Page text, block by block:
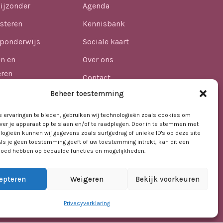
Beheer toestemming
ervaringen te bieden, gebruiken wij technologieën zoals cookies om
je apparaat op te slaan en/of te raadplegen. Door in te stemmen met
kunnen wij gegevens zoals surfgedrag of unieke ID's op deze site
je geen toestemming geeft of uw toestemming intrekt, kan dit een
hebben op bepaalde functies en mogelijkheden.
Weigeren Bekijk voorkeuren
Privacyverklaring
en
in het
Agenda
Kennisbank
Sociale kaart
Over ons
Contact